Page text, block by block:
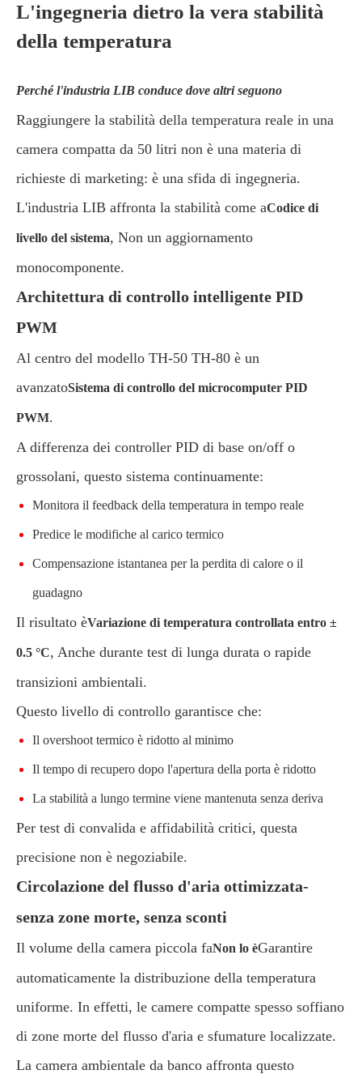
L'ingegneria dietro la vera stabilità
della temperatura
Perché l'industria LIB conduce dove altri seguono
Raggiungere la stabilità della temperatura reale in una
camera compatta da 50 litri non è una materia di
richieste di marketing: è una sfida di ingegneria.
L'industria LIB affronta la stabilità come aCodice di
livello del sistema, Non un aggiornamento
monocomponente.
Architettura di controllo intelligente PID
PWM
Al centro del modello TH-50 TH-80 è un
avanzatoSistema di controllo del microcomputer PID
PWM.
A differenza dei controller PID di base on/off o
grossolani, questo sistema continuamente:
Monitora il feedback della temperatura in tempo reale
Predice le modifiche al carico termico
Compensazione istantanea per la perdita di calore o il
guadagno
Il risultato èVariazione di temperatura controllata entro ±
0.5 °C, Anche durante test di lunga durata o rapide
transizioni ambientali.
Questo livello di controllo garantisce che:
Il overshoot termico è ridotto al minimo
Il tempo di recupero dopo l'apertura della porta è ridotto
La stabilità a lungo termine viene mantenuta senza deriva
Per test di convalida e affidabilità critici, questa
precisione non è negoziabile.
Circolazione del flusso d'aria ottimizzata-
senza zone morte, senza sconti
Il volume della camera piccola faNon lo èGarantire
automaticamente la distribuzione della temperatura
uniforme. In effetti, le camere compatte spesso soffiano
di zone morte del flusso d'aria e sfumature localizzate.
La camera ambientale da banco affronta questo